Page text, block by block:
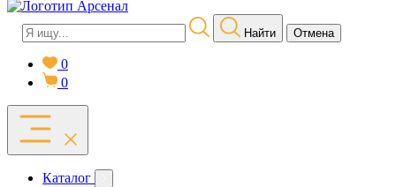
Найти Отмена
0
0
Каталог